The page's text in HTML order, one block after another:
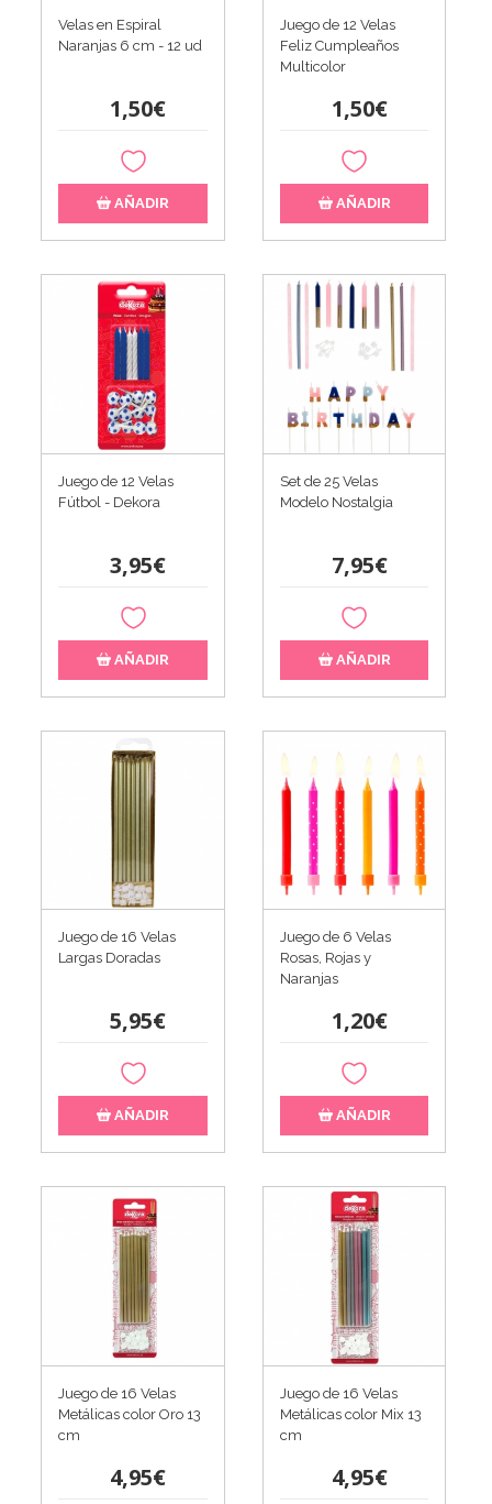
Velas en Espiral
Naranjas 6 cm - 12 ud
1,50€
AÑADIR
Juego de 12 Velas
Feliz Cumpleaños
Multicolor
1,50€
AÑADIR
Juego de 12 Velas
Fútbol - Dekora
3,95€
AÑADIR
Set de 25 Velas
Modelo Nostalgia
7,95€
AÑADIR
Juego de 16 Velas
Largas Doradas
5,95€
AÑADIR
Juego de 6 Velas
Rosas, Rojas y
Naranjas
1,20€
AÑADIR
Juego de 16 Velas
Metálicas color Oro 13
cm
4,95€
Juego de 16 Velas
Metálicas color Mix 13
cm
4,95€